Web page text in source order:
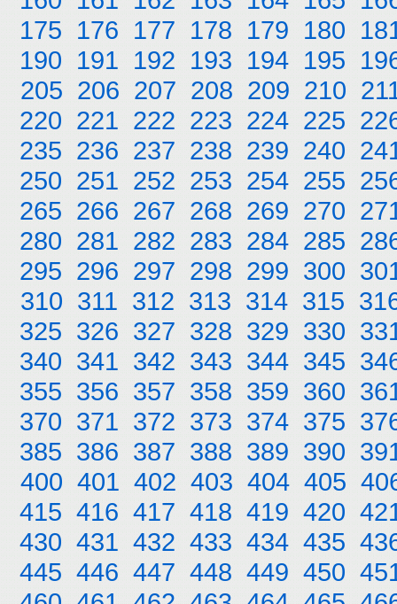
175 176 177 178 179 180
190 191 192 193 194 195
205 206 207 208 209 210
220 221 222 223 224 225
235 236 237 238 239 240
250 251 252 253 254 255
265 266 267 268 269 270
280 281 282 283 284 285
295 296 297 298 299 300
310 311 312 313 314 315
325 326 327 328 329 330
340 341 342 343 344 345
355 356 357 358 359 360
370 371 372 373 374 375
385 386 387 388 389 390
400 401 402 403 404 405
415 416 417 418 419 420
430 431 432 433 434 435
445 446 447 448 449 450